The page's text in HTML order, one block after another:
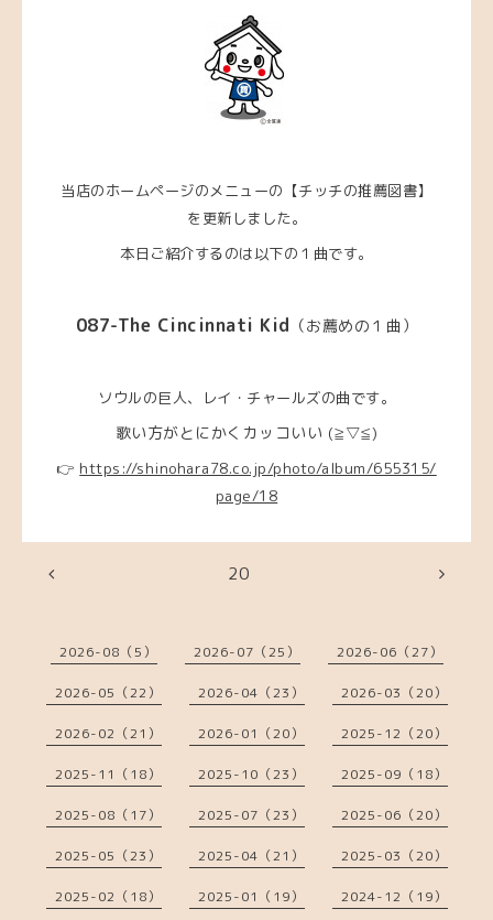
当店のホームページのメニューの【チッチの推薦図書】
を更新しました。
本日ご紹介するのは以下の１曲です。
087-The Cincinnati Kid （お薦めの１曲）
ソウルの巨人、レイ・チャールズの曲です。
歌い方がとにかくカッコいい (≧▽≦)
👉 https://shinohara78.co.jp/photo/album/655315/
page/18
20
2026-08（5） 2026-07（25） 2026-06（27）
2026-05（22） 2026-04（23） 2026-03（20）
2026-02（21） 2026-01（20） 2025-12（20）
2025-11（18） 2025-10（23） 2025-09（18）
2025-08（17） 2025-07（23） 2025-06（20）
2025-05（23） 2025-04（21） 2025-03（20）
2025-02（18） 2025-01（19） 2024-12（19）